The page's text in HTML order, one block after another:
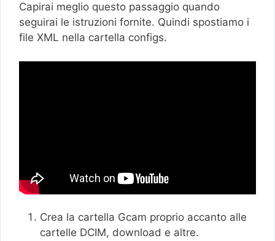
Capirai meglio questo passaggio quando
seguirai le istruzioni fornite. Quindi spostiamo i
file XML nella cartella configs.
Crea la cartella Gcam proprio accanto alle
cartelle DCIM, download e altre.